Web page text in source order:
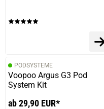
PODSYSTEME
Voopoo Argus G3 Pod
System Kit
ab 29,90 EUR*